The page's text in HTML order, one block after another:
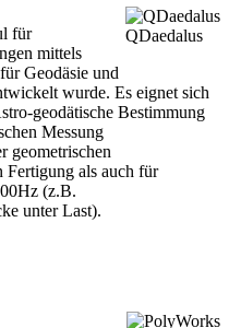
QDaedalus
für
mittels
Geodäsie und
wurde. Es eignet sich
geodätische Bestimmung
Messung
geometrischen
als auch für
(z.B.
unter Last).